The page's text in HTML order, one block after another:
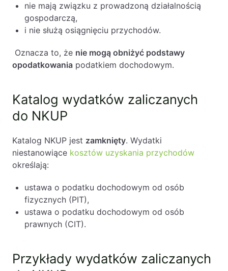
Przygotowywanie umów w obrocie
międzynarodowym
Legalizacja pobytu i pracy cudzoziemców
Kontakt
PL EN FR
przychodu
Wyjątki od katalogu wydatków zaliczanych do
NKUP
NKUP
NKUP a środki trwałe
uzyskania przychodu. Podsumowanie
FAQ – Pytania i odpowiedzi na temat: NKUP
nie mają związku z prowadzoną działalnością
gospodarczą,
i nie służą osiągnięciu przychodów.
Oznacza to, że nie mogą obniżyć podstawy
opodatkowania podatkiem dochodowym.
Katalog wydatków zaliczanych
do NKUP
Katalog NKUP jest zamknięty. Wydatki
niestanowiące kosztów uzyskania przychodów
określają:
ustawa o podatku dochodowym od osób
fizycznych (PIT),
ustawa o podatku dochodowym od osób
prawnych (CIT).
Przykłady wydatków zaliczanych